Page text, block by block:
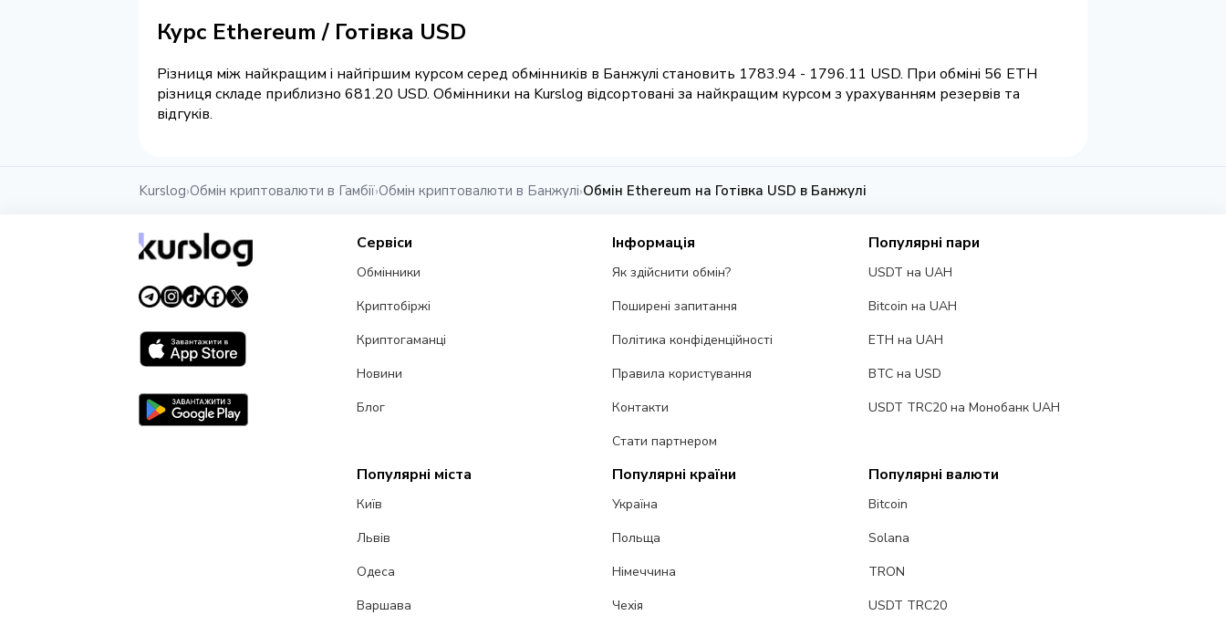
Курс Ethereum / Готівка USD
Різниця між найкращим і найгіршим курсом серед обмінників в Банжулі становить 1783.94 - 1796.11 USD. При обміні 56 ETH
різниця складе приблизно 681.20 USD. Обмінники на Kurslog відсортовані за найкращим курсом з урахуванням резервів та
відгуків.
Kurslog›Обмін криптовалюти в Гамбії›Обмін криптовалюти в Банжулі›Обмін Ethereum на Готівка USD в Банжулі
Сервіси
Обмінники
Криптобіржі
Криптогаманці
Новини
Блог
Інформація
Як здійснити обмін?
Поширені запитання
Політика конфіденційності
Правила користування
Контакти
Стати партнером
Популярні пари
USDT на UAH
Bitcoin на UAH
ETH на UAH
BTC на USD
USDT TRC20 на Монобанк UAH
Популярні міста
Київ
Львів
Одеса
Варшава
Популярні країни
Україна
Польща
Німеччина
Чехія
Популярні валюти
Bitcoin
Solana
TRON
USDT TRC20